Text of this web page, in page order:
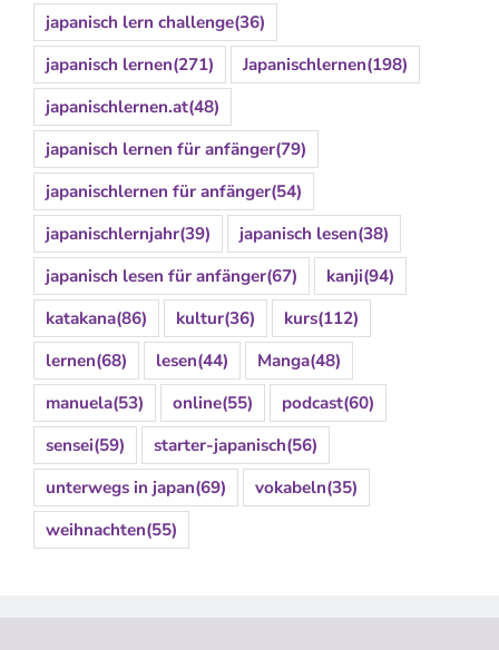
japanisch lern challenge(36)
japanisch lernen(271) Japanischlernen(198)
japanischlernen.at(48)
japanisch lernen für anfänger(79)
japanischlernen für anfänger(54)
japanischlernjahr(39) japanisch lesen(38)
japanisch lesen für anfänger(67) kanji(94)
katakana(86) kultur(36) kurs(112)
lernen(68) lesen(44) Manga(48)
manuela(53) online(55) podcast(60)
sensei(59) starter-japanisch(56)
unterwegs in japan(69) vokabeln(35)
weihnachten(55)